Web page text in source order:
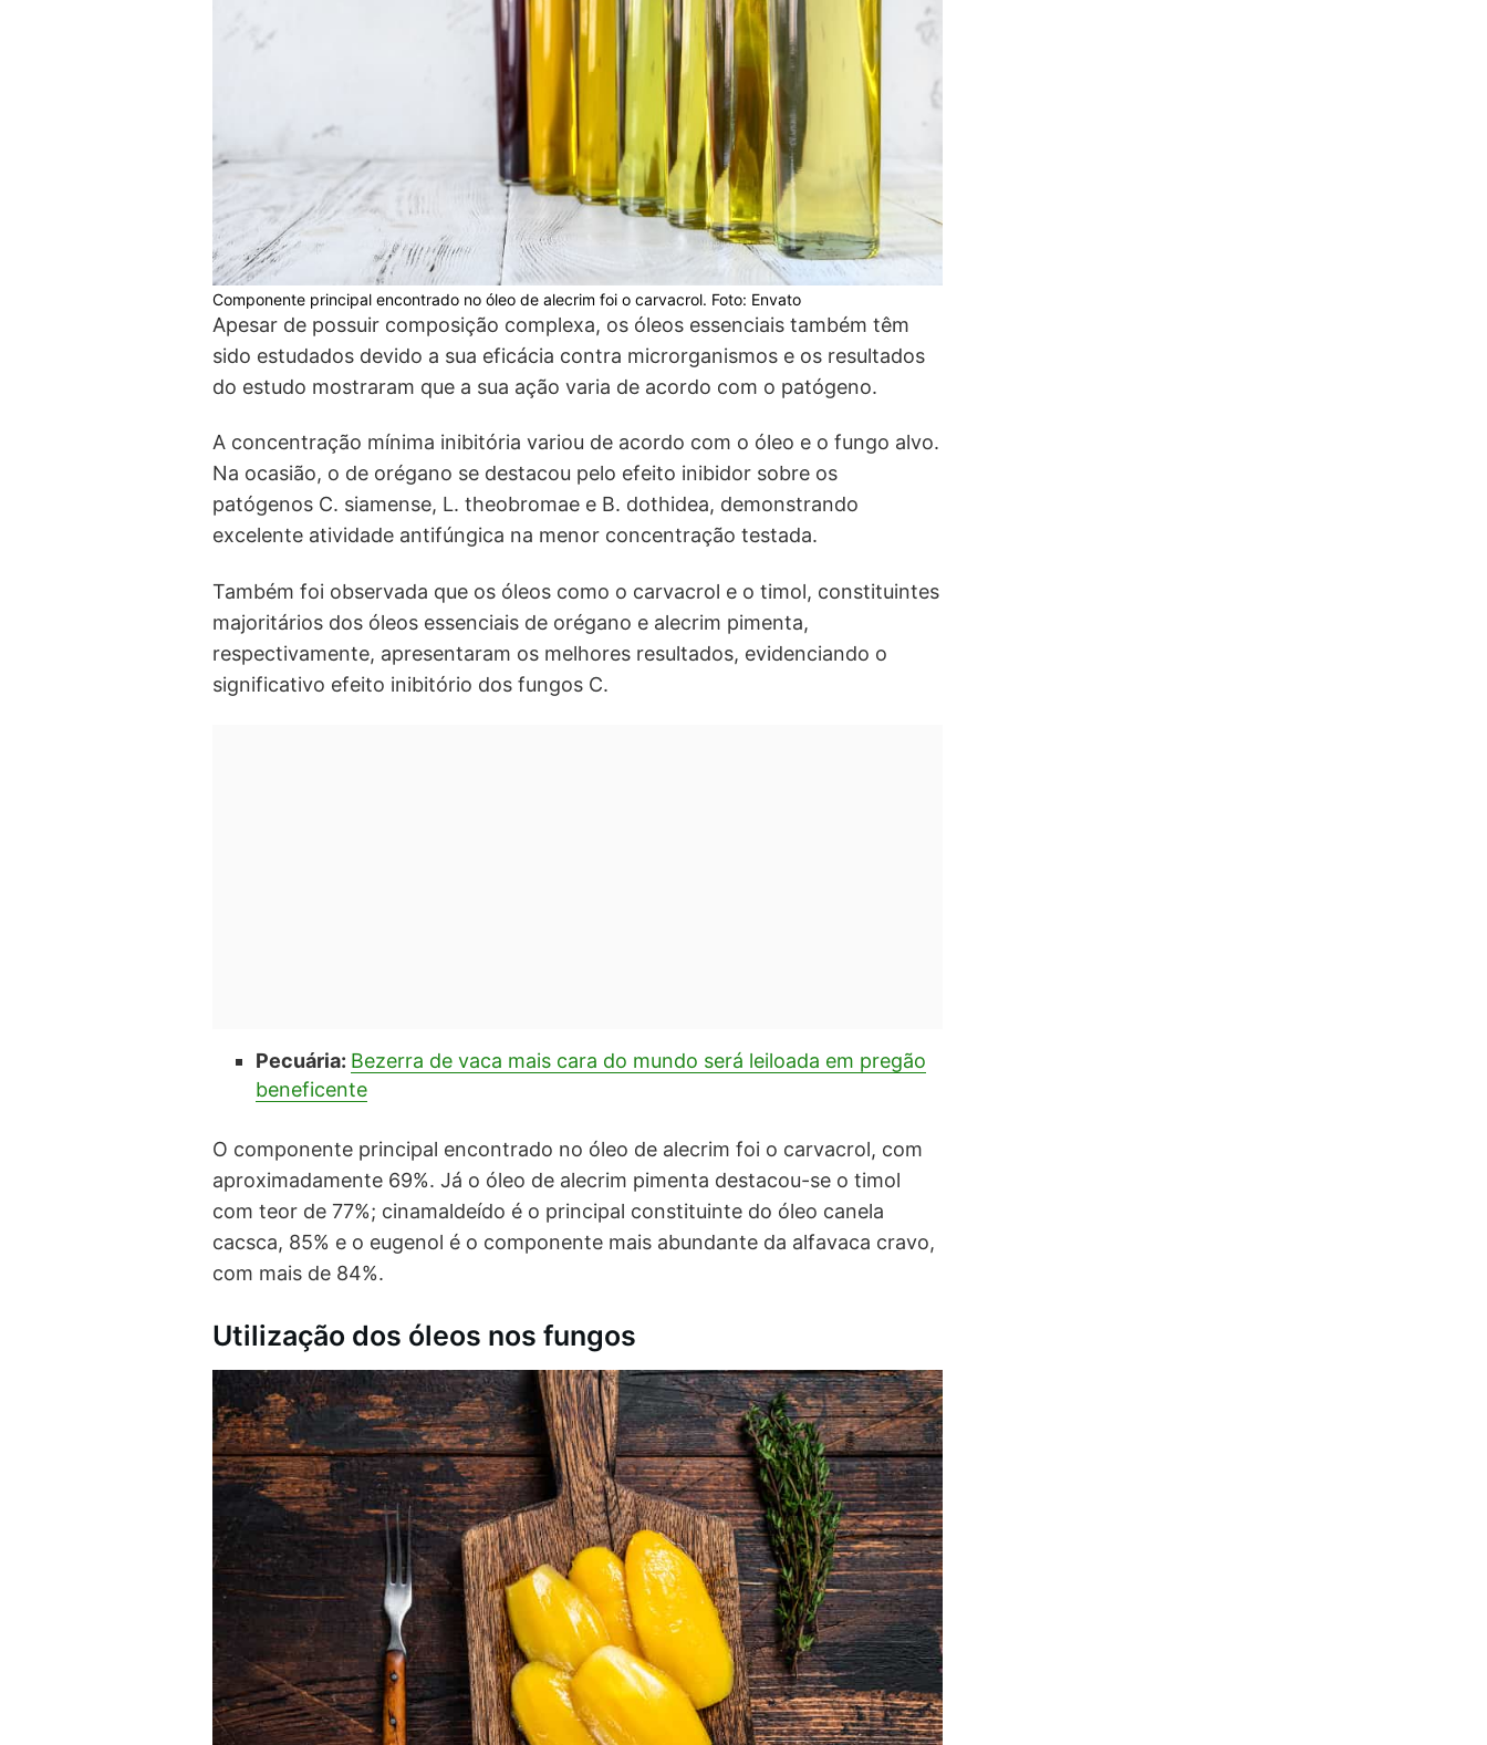
Componente principal encontrado no óleo de alecrim foi o carvacrol. Foto: Envato
Apesar de possuir composição complexa, os óleos essenciais também têm
sido estudados devido a sua eficácia contra microrganismos e os resultados
do estudo mostraram que a sua ação varia de acordo com o patógeno.
A concentração mínima inibitória variou de acordo com o óleo e o fungo alvo.
Na ocasião, o de orégano se destacou pelo efeito inibidor sobre os
patógenos C. siamense, L. theobromae e B. dothidea, demonstrando
excelente atividade antifúngica na menor concentração testada.
Também foi observada que os óleos como o carvacrol e o timol, constituintes
majoritários dos óleos essenciais de orégano e alecrim pimenta,
respectivamente, apresentaram os melhores resultados, evidenciando o
significativo efeito inibitório dos fungos C.
Pecuária: Bezerra de vaca mais cara do mundo será leiloada em pregão
beneficente
O componente principal encontrado no óleo de alecrim foi o carvacrol, com
aproximadamente 69%. Já o óleo de alecrim pimenta destacou-se o timol
com teor de 77%; cinamaldeído é o principal constituinte do óleo canela
cacsca, 85% e o eugenol é o componente mais abundante da alfavaca cravo,
com mais de 84%.
Utilização dos óleos nos fungos